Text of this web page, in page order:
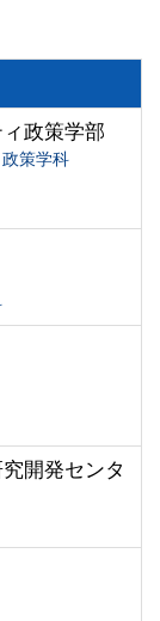
政策学部
策学科
開発センタ